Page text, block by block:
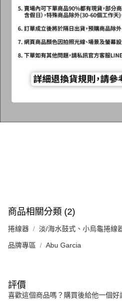
商品相關分類 (2)
捲線器 淡/海水鼓式、小烏龜捲線
品牌專區 Abu Garcia
評價
喜歡這個商品嗎？購買後給他一個好